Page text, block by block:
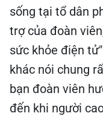
sống tại tổ dân
trợ của đoàn
sức khỏe điện
khác nói chung
bạn đoàn viên
đến khi người